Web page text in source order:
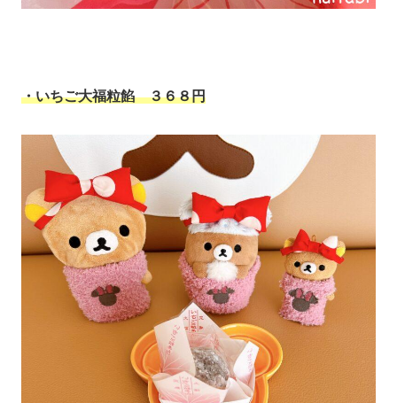
・いちご大福粒餡 ３６８円